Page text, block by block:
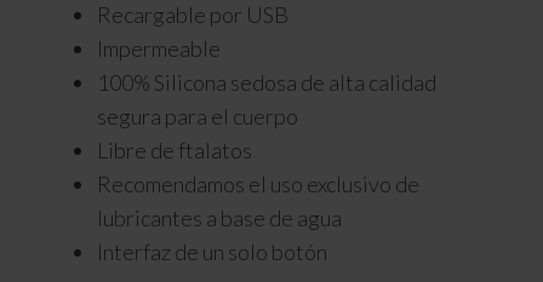
Recargable por USB
Impermeable
100% Silicona sedosa de alta calidad
segura para el cuerpo
Libre de ftalatos
Recomendamos el uso exclusivo de
lubricantes a base de agua
Interfaz de un solo botón